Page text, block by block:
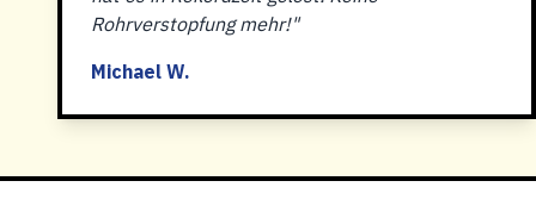
Rohrverstopfung mehr!"
Michael W.